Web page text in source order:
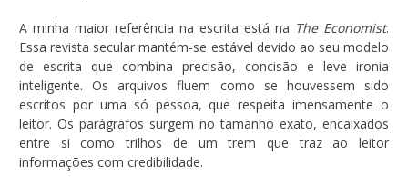
A minha maior referência na escrita está na The Economist.
Essa revista secular mantém-se estável devido ao seu modelo
de escrita que combina precisão, concisão e leve ironia
inteligente. Os arquivos fluem como se houvessem sido
escritos por uma só pessoa, que respeita imensamente o
leitor. Os parágrafos surgem no tamanho exato, encaixados
entre si como trilhos de um trem que traz ao leitor
informações com credibilidade.